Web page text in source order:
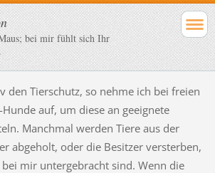
bei mir fühlt sich Ihr
den Tierschutz, so nehme ich bei freien
auf, um diese an geeignete
Manchmal werden Tiere aus der
abgeholt, oder die Besitzer versterben,
mir untergebracht sind. Wenn die